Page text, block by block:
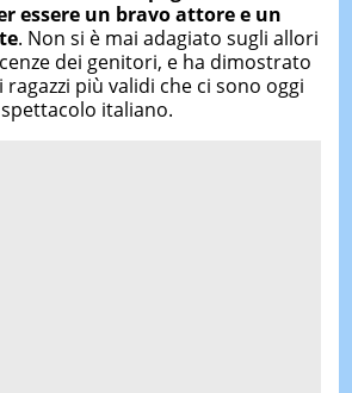
essere un bravo attore e un
. Non si è mai adagiato sugli allori
dei genitori, e ha dimostrato
più validi che ci sono oggi
italiano.